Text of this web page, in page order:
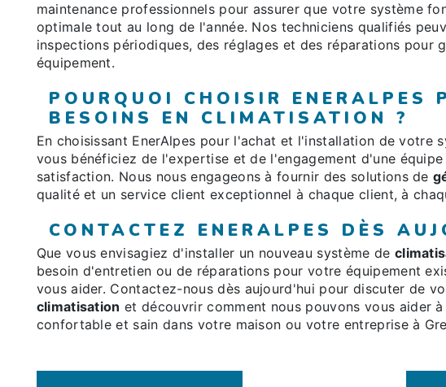
maintenance professionnels pour assurer que votre système
optimale tout au long de l'année. Nos techniciens qualifiés
inspections périodiques, des réglages et des réparations pour
équipement.
POURQUOI CHOISIR ENERALPES
BESOINS EN CLIMATISATION ?
En choisissant EnerAlpes pour l'achat et l'installation de votre
vous bénéficiez de l'expertise et de l'engagement d'une
satisfaction. Nous nous engageons à fournir des solutions de
qualité et un service client exceptionnel à chaque client, à
CONTACTEZ ENERALPES DÈS
Que vous envisagiez d'installer un nouveau système de
besoin d'entretien ou de réparations pour votre équipement
vous aider. Contactez-nous dès aujourd'hui pour discuter de
climatisation et découvrir comment nous pouvons vous aider
confortable et sain dans votre maison ou votre entreprise à